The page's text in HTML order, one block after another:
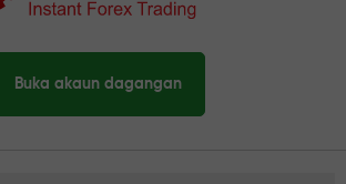
Buka akaun dagangan